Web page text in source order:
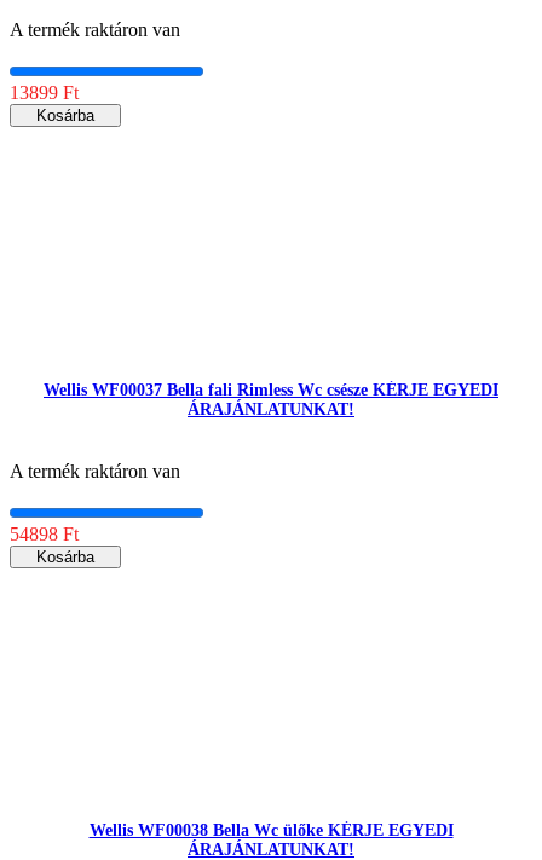
A termék raktáron van
13899 Ft
Kosárba
Wellis WF00037 Bella fali Rimless Wc csésze KÉRJE EGYEDI
ÁRAJÁNLATUNKAT!
A termék raktáron van
54898 Ft
Kosárba
Wellis WF00038 Bella Wc ülőke KÉRJE EGYEDI
ÁRAJÁNLATUNKAT!